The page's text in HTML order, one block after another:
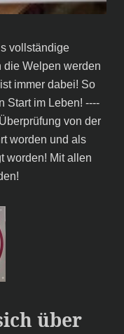
vollständige
die Welpen werden
immer dabei! So
Start im Leben! ----
von der
worden und als
worden! Mit allen
über